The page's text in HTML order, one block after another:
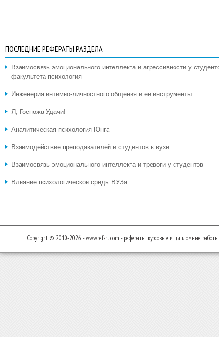
ПОСЛЕДНИЕ РЕФЕРАТЫ РАЗДЕЛА
Взаимосвязь эмоционального интеллекта и агрессивности у
факультета психология
Инженерия интимно-личностного общения и ее инструменты
Я, Госпожа Удачи!
Аналитическая психология Юнга
Взаимодействие преподавателей и студентов в вузе
Взаимосвязь эмоционального интеллекта и тревоги у студентов
Влияние психологической среды ВУЗа
Copyright © 2010-2026 - www.refsru.com - рефераты, курсовые и дипломные работы